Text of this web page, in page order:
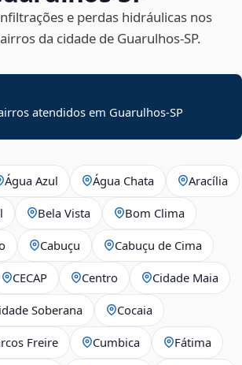
e perdas hidráulicas nos
da cidade de Guarulhos‑SP.
atendidos em Guarulhos-SP
Água Azul Água Chata Aracília
Bela Vista Bom Clima
Cabuçu Cabuçu de Cima
CECAP Centro Cidade Maia
Soberana Cocaia
Freire Cumbica Fátima